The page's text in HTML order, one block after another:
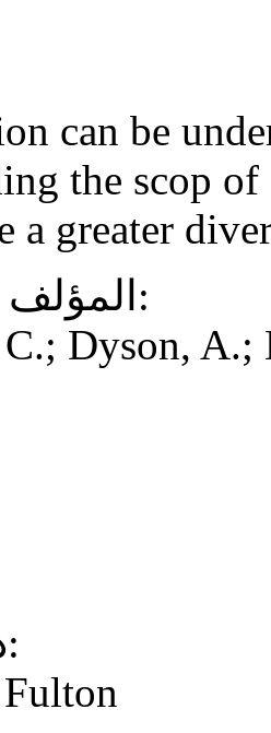
can be
the scop
a greater
المؤلف / المؤلفة:
Dyson,
دار النشر: